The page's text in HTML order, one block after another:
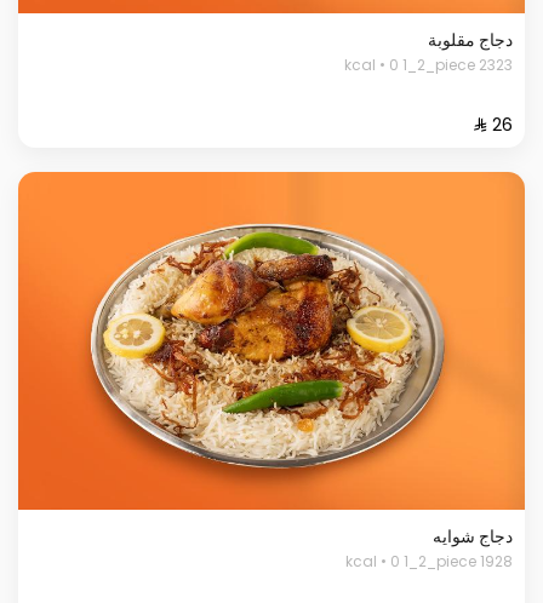
دجاج مقلوبة
2323 kcal • 0 1_2_piece
دجاج شوايه
1928 kcal • 0 1_2_piece